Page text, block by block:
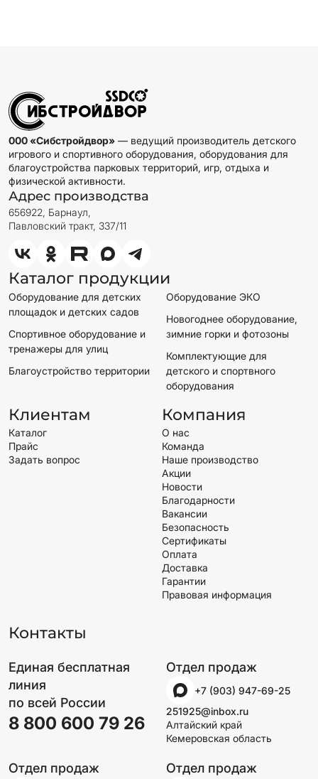
000 «Сибстройдвор» — ведущий производитель детского
игрового и спортивного оборудования, оборудования для
благоустройства парковых территорий, игр, отдыха и
физической активности.
Адрес производства
656922, Барнаул,
Павловский тракт, 337/11
Каталог продукции
Оборудование для детских
площадок и детских садов
Спортивное оборудование и
тренажеры для улиц
Благоустройство территории
Оборудование ЭКО
Новогоднее оборудование,
зимние горки и фотозоны
Комплектующие для
детского и спортвного
оборудования
Клиентам
Каталог
Прайс
Задать вопрос
Компания
О нас
Команда
Наше производство
Акции
Новости
Благодарности
Вакансии
Безопасность
Сертификаты
Оплата
Доставка
Гарантии
Правовая информация
Контакты
Единая бесплатная
линия
по всей России
8 800 600 79 26
Отдел продаж
+7 (903) 947-69-25
251925@inbox.ru
Алтайский край
Кемеровская область
Отдел продаж Отдел продаж